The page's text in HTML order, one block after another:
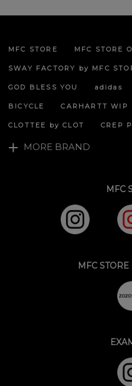
MFC STORE MFC STORE
SWAY FACTORY by MFC
GOD BLESS YOU adidas
BICYCLE CARHARTT WIP
CLOTTEE by CLOT CREP
MORE BRAND
MFC
MFC